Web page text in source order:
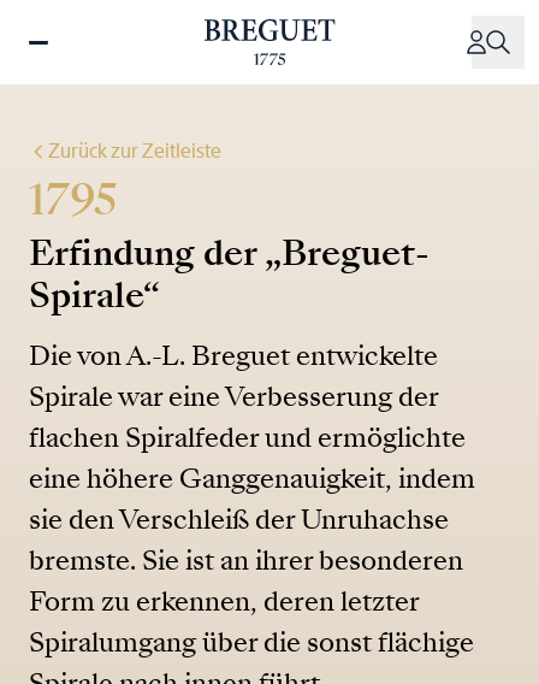
zum
Zurück zur Zeitleiste
1795
Erfindung der „Breguet-
Spirale“
Die von A.-L. Breguet entwickelte
Spirale war eine Verbesserung der
flachen Spiralfeder und ermöglichte
eine höhere Ganggenauigkeit, indem
sie den Verschleiß der Unruhachse
bremste. Sie ist an ihrer besonderen
Form zu erkennen, deren letzter
Spiralumgang über die sonst flächige